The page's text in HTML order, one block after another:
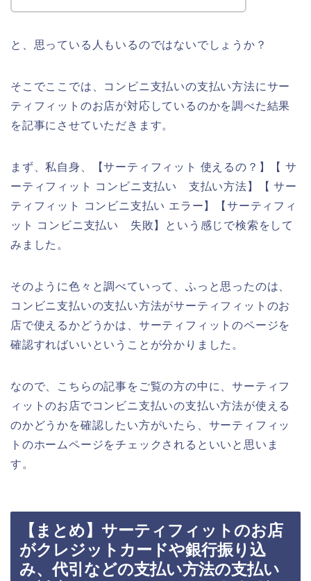
と、思っている人もいるのではないでしょうか？
そこでここでは、コンビニ支払いの支払い方法にサー
ティフィットのお店が対応しているのかを調べた結果
を記事にさせていただきます。
まず、私自身、【サーティフィット 使えるの？】【 サ
ーティフィット コンビニ支払い 支払い方法】【 サー
ティフィット コンビニ支払い エラー】【サーティフィ
ット コンビニ支払い 失敗】という感じで検索をして
みました。
そのように色々と調べていって、ふっと思ったのは、
コンビニ支払いの支払い方法がサーティフィットのお
店で使えるかどうかは、サーティフィットのページを
確認すればいいということが分かりました。
なので、こちらの記事をご覧の方の中に、サーティフ
ィットのお店でコンビニ支払いの支払い方法が使える
のかどうかを確認したい方がいたら、サーティフィッ
トのホームページをチェックされるといいと思いま
す。
【まとめ】サーティフィットのお店
がクレジットカードや銀行振り込
み、代引などの支払い方法の支払い